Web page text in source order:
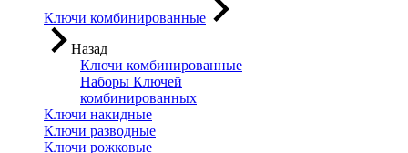
Ключи комбинированные
Назад
Ключи комбинированные
Наборы Ключей
комбинированных
Ключи накидные
Ключи разводные
Ключи рожковые